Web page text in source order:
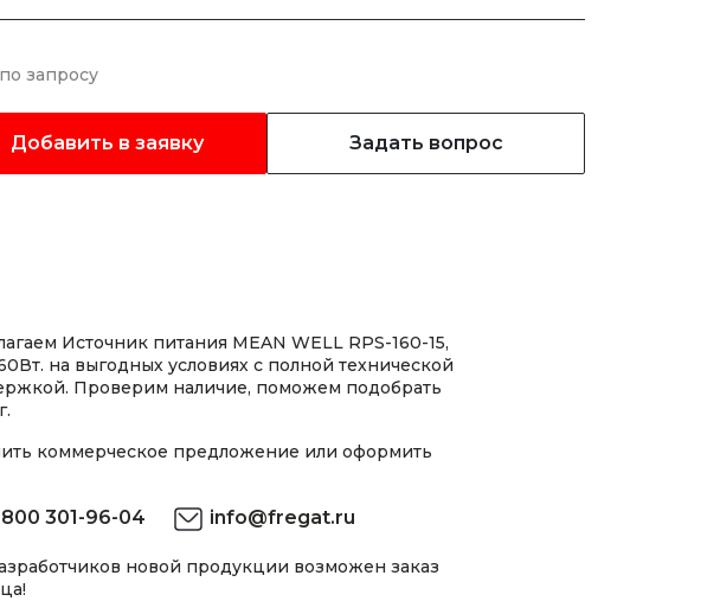
запросу
Добавить в заявку Задать вопрос
Источник питания MEAN WELL RPS-160-15,
на выгодных условиях с полной технической
Проверим наличие, поможем подобрать
коммерческое предложение или оформить
301-96-04 info@fregat.ru
новой продукции возможен заказ